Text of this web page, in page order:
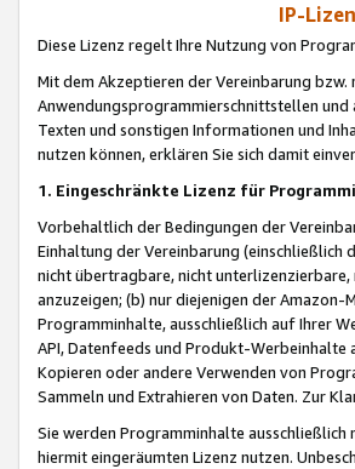
IP-
Diese Lizenz regelt Ihre Nutzung von
Mit dem Akzeptieren der Vereinbarung
Anwendungsprogrammierschnittstellen und
Texten und sonstigen Informationen und
nutzen können, erklären Sie sich damit
1. Eingeschränkte Lizenz für
Vorbehaltlich der Bedingungen der
Einhaltung der Vereinbarung (einschließlich
nicht übertragbare, nicht
anzuzeigen; (b) nur diejenigen der
Programminhalte, ausschließlich auf Ihrer
API, Datenfeeds und Produkt-Werbeinhalte
Kopieren oder andere Verwenden von
Sammeln und Extrahieren von Daten. Zur
Sie werden Programminhalte
hiermit eingeräumten Lizenz nutzen.